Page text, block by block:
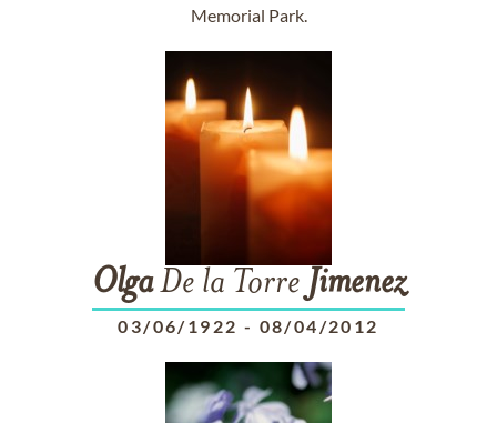
Memorial Park.
OlgaDe la Torre Jimenez
03/06/1922 - 08/04/2012